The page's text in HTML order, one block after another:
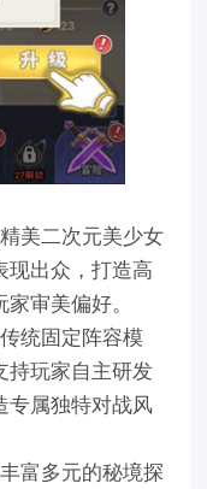
美二次元美少女
现出众，打造高
审美偏好。
统固定阵容模
持玩家自主研发
专属独特对战风
富多元的秘境探